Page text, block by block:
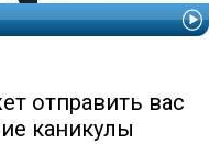
отправить вас
каникулы